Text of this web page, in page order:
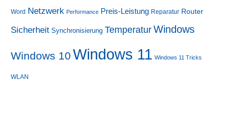
Word Netzwerk Performance Preis-Leistung Reparatur Router
Sicherheit Synchronisierung Temperatur Windows
Windows 10 Windows 11 Windows 11 Tricks
WLAN